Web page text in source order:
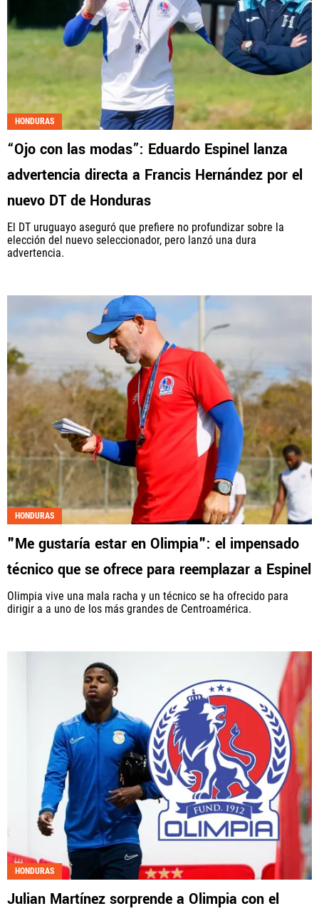
HONDURAS
“Ojo con las modas”: Eduardo Espinel lanza
advertencia directa a Francis Hernández por el
nuevo DT de Honduras
El DT uruguayo aseguró que prefiere no profundizar sobre la
elección del nuevo seleccionador, pero lanzó una dura
advertencia.
HONDURAS
"Me gustaría estar en Olimpia": el impensado
técnico que se ofrece para reemplazar a Espinel
Olimpia vive una mala racha y un técnico se ha ofrecido para
dirigir a a uno de los más grandes de Centroamérica.
HONDURAS
Julian Martínez sorprende a Olimpia con el